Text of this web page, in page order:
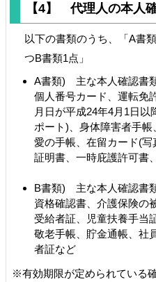
【4】 代理人の本人
以下の書類のうち、「A書
つB書類1点」
A書類) 主な本人確認書
個人番号カード、運転免
月日が平成24年4月1日
ポート)、身体障害者手帳
愛の手帳、在留カード(
証明書、一時庇護許可書
B書類) 主な本人確認書
資格確認書、介護保険の
受給者証、児童扶養手当
敬老手帳、貯金通帳、社
者証など
※有効期限が定められている